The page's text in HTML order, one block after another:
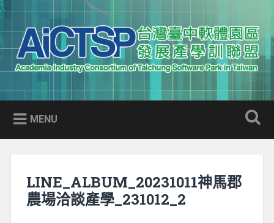
Skip
to
content
Search
AICTSP 台灣臺中軟體園區發展
產學訓聯盟
Academia-Industry Consortium of Taichung Software Park
in Taiwan
MENU
LINE_ALBUM_20231011神馬郡
農場洽談產學_231012_2